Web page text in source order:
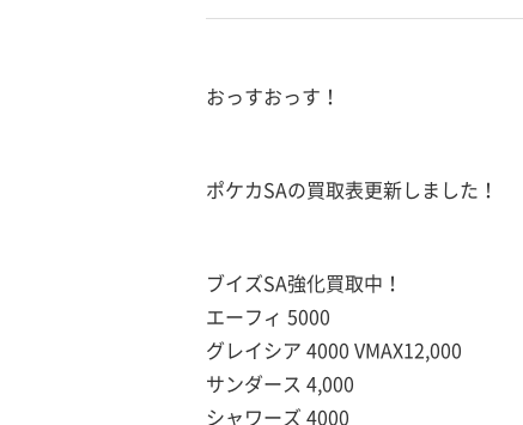
おっすおっす！
ポケカSAの買取表更新しました！
ブイズSA強化買取中！
エーフィ 5000
グレイシア 4000 VMAX12,000
サンダース 4,000
シャワーズ 4000